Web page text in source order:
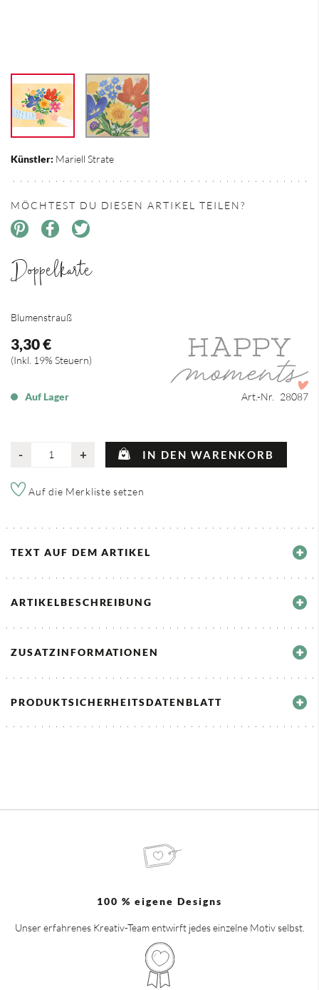
Doppelkarte
Blumenstrauß
3,30 €
Inkl. 19% Steuern
Auf Lager Art.-Nr. 28087
- + IN DEN WARENKORB
Auf die Merkliste setzen
TEXT AUF DEM ARTIKEL
ARTIKELBESCHREIBUNG
ZUSATZINFORMATIONEN
PRODUKTSICHERHEITSDATENBLATT
Künstler: Mariell Strate
MÖCHTEST DU DIESEN ARTIKEL TEILEN?
100 % eigene Designs
Unser erfahrenes Kreativ-Team entwirft jedes einzelne Motiv selbst.